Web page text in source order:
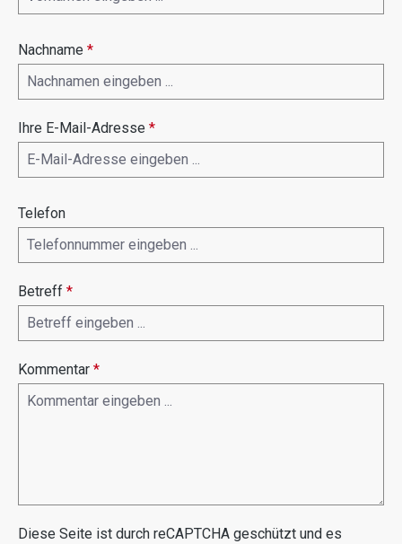
Nachname *
Ihre E-Mail-Adresse *
Telefon
Betreff *
Kommentar *
Diese Seite ist durch reCAPTCHA geschützt und es